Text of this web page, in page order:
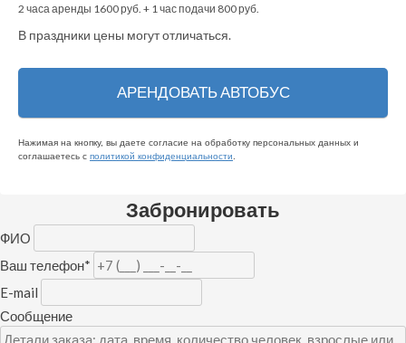
2 часа аренды 1600руб. + 1 часподачи 800руб.
В праздники цены могут отличаться.
Нажимая на кнопку, вы даете согласие на обработку персональных данных и
соглашаетесь c политикой конфиденциальности
Забронировать
ФИО
Ваш телефон*
E-mail
Сообщение